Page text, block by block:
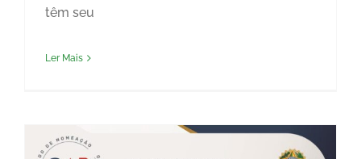
têm seu
Ler Mais